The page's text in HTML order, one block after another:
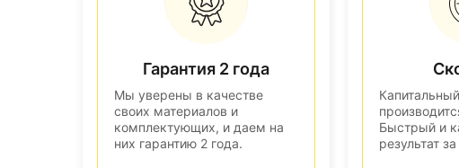
Гарантия 2 года
Мы уверены в качестве
своих материалов и
комплектующих, и даем на
них гарантию 2 года.
Быстрый и
результат